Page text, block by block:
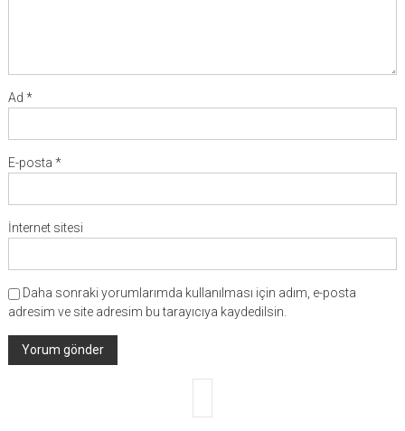
Ad *
E-posta *
İnternet sitesi
Daha sonraki yorumlarımda kullanılması için adım, e-posta
adresim ve site adresim bu tarayıcıya kaydedilsin.